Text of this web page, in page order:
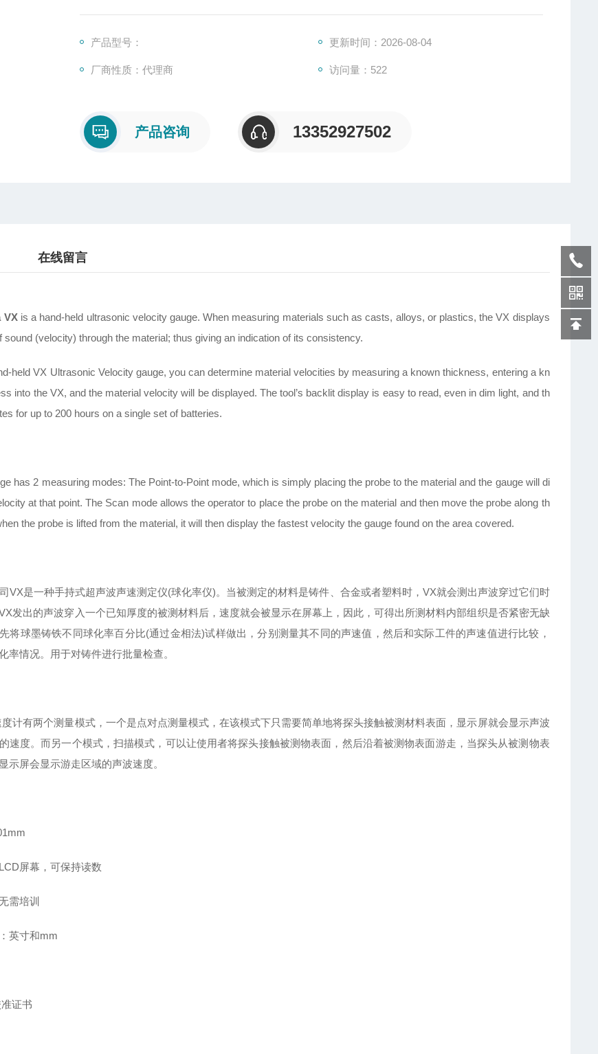
产品型号： 更新时间：2026-08-04
厂商性质：代理商 访问量：522
产品咨询 13352927502
在线留言
VXis a hand-held ultrasonic velocity gauge. When measuring materials such as casts, alloys, or plastics, the VX displays
sound (velocity) through the material; thus giving an indication of its consistency.
held VX Ultrasonic Velocity gauge, you can determine material velocities by measuring a known thickness, entering a kn
into the VX, and the material velocity will be displayed. The tool’s backlit display is easy to read, even in dim light, and th
for up to 200 hours on a single set of batteries.
has 2 measuring modes: The Point-to-Point mode, which is simply placing the probe to the material and the gauge will di
at that point. The Scan mode allows the operator to place the probe on the material and then move the probe along th
the probe is lifted from the material, it will then display the fastest velocity the gauge found on the area covered.
VX是一种手持式超声波声速测定仪(球化率仪)。当被测定的材料是铸件、合金或者塑料时，VX就会测出声波穿过它们时
发出的声波穿入一个已知厚度的被测材料后，速度就会被显示在屏幕上，因此，可得出所测材料内部组织是否紧密无缺
将球墨铸铁不同球化率百分比(通过金相法)试样做出，分别测量其不同的声速值，然后和实际工件的声速值进行比较，
率情况。用于对铸件进行批量检查。
度计有两个测量模式，一个是点对点测量模式，在该模式下只需要简单地将探头接触被测材料表面，显示屏就会显示声波
速度。而另一个模式，扫描模式，可以让使用者将探头接触被测物表面，然后沿着被测物表面游走，当探头从被测物表
示屏会显示游走区域的声波速度。
屏幕，可保持读数
需培训
英寸和mm
证书